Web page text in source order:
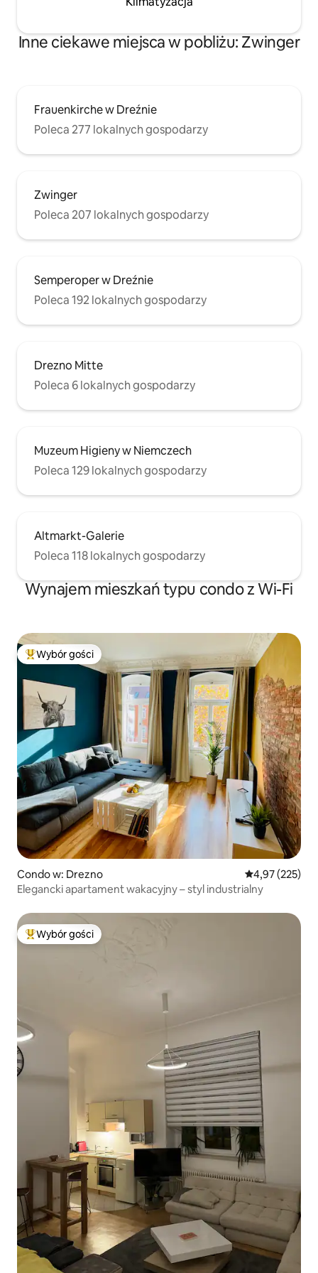
Inne ciekawe miejsca w pobliżu: Zwinger
Frauenkirche w Dreźnie
Poleca 277 lokalnych gospodarzy
Zwinger
Poleca 207 lokalnych gospodarzy
Semperoper w Dreźnie
Poleca 192 lokalnych gospodarzy
Drezno Mitte
Poleca 6 lokalnych gospodarzy
Muzeum Higieny w Niemczech
Poleca 129 lokalnych gospodarzy
Altmarkt-Galerie
Poleca 118 lokalnych gospodarzy
Wynajem mieszkań typu condo z Wi-Fi
Najpopularniejsze z kategorii Wybór gości
Wybór gości
Condo w: Drezno Średnia
4,97 (225)
Elegancki apartament wakacyjny – styl industrialny
Najpopularniejsze z kategorii Wybór gości
Wybór gości